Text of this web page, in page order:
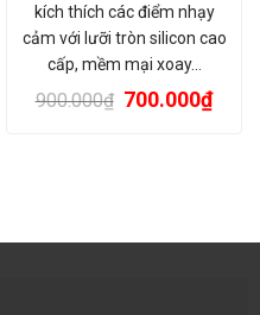
kích thích các điểm nhạy
cảm với lưỡi tròn silicon cao
cấp, mềm mại xoay…
900.000₫ 700.000₫